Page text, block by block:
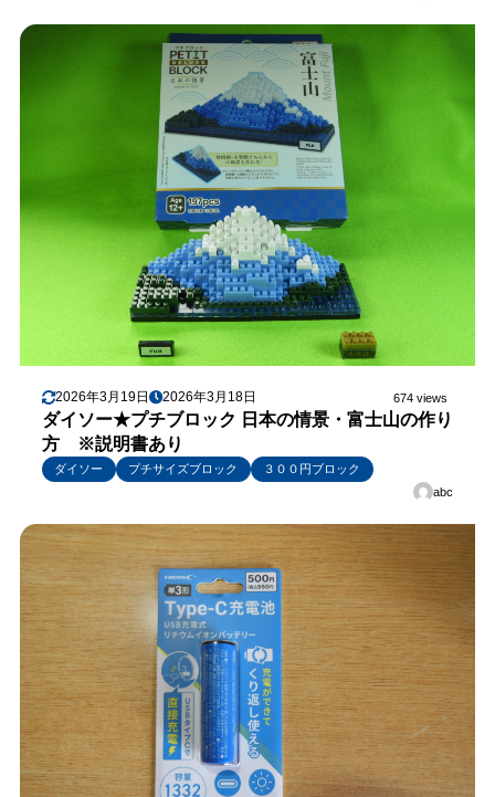
2026年3月19日 2026年3月18日 674 views
ダイソー★プチブロック 日本の情景・富士山の作り
方 ※説明書あり
ダイソー プチサイズブロック
３００円ブロック
abc